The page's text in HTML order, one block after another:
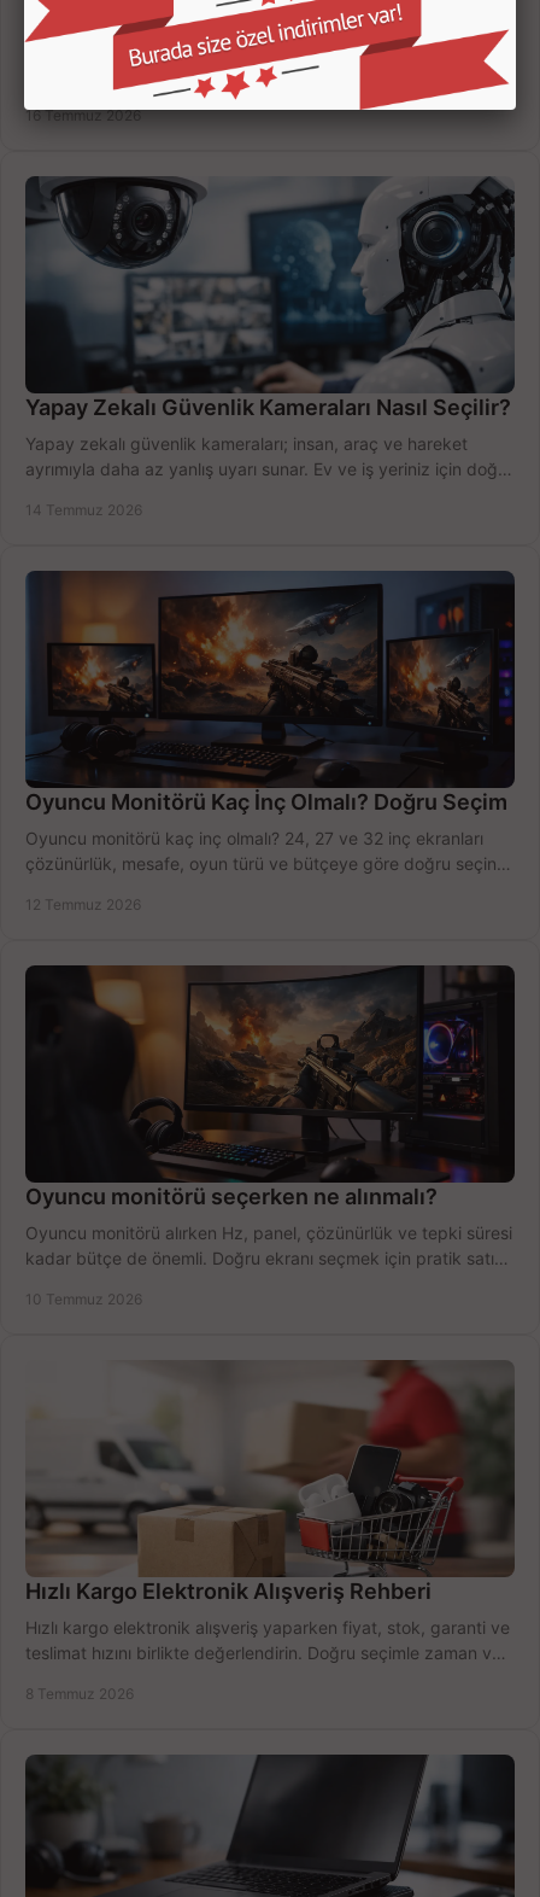
Kamera Kayıt Cihazı İncelemesi Nasıl Yapılır?
Kamera kayıt cihazı incelemesi yaparken kanal sayısı,
çözünürlük, disk kapasitesi ve uzaktan erişimi birlikte
değerlendirin; bütçenizi doğru yönetin.
16 Temmuz 2026
Yapay Zekalı Güvenlik Kameraları Nasıl Seçilir?
Yapay zekalı güvenlik kameraları; insan, araç ve hareket
ayrımıyla daha az yanlış uyarı sunar. Ev ve iş yeriniz için doğru
14 Temmuz 2026
Oyuncu Monitörü Kaç İnç Olmalı? Doğru Seçim
Oyuncu monitörü kaç inç olmalı? 24, 27 ve 32 inç ekranları
çözünürlük, mesafe, oyun türü ve bütçeye göre doğru seçin,
12 Temmuz 2026
Oyuncu monitörü seçerken ne alınmalı?
Oyuncu monitörü alırken Hz, panel, çözünürlük ve tepki süresi
kadar bütçe de önemli. Doğru ekranı seçmek için pratik satın
10 Temmuz 2026
Hızlı Kargo Elektronik Alışveriş Rehberi
Hızlı kargo elektronik alışveriş yaparken fiyat, stok, garanti ve
teslimat hızını birlikte değerlendirin. Doğru seçimle zaman ve
8 Temmuz 2026